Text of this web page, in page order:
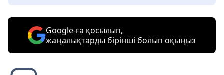
Google-ға қосылып,
жаңалықтарды бірінші болып оқыңыз